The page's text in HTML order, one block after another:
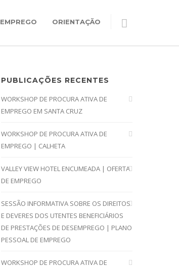
EMPREGO ORIENTAÇÃO
PUBLICAÇÕES RECENTES
WORKSHOP DE PROCURA ATIVA DE
EMPREGO EM SANTA CRUZ
WORKSHOP DE PROCURA ATIVA DE
EMPREGO | CALHETA
VALLEY VIEW HOTEL ENCUMEADA | OFERTA
DE EMPREGO
SESSÃO INFORMATIVA SOBRE OS DIREITOS
E DEVERES DOS UTENTES BENEFICIÁRIOS
DE PRESTAÇÕES DE DESEMPREGO | PLANO
PESSOAL DE EMPREGO
WORKSHOP DE PROCURA ATIVA DE